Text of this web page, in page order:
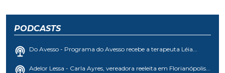
PODCASTS
Do Avesso - Programa do Avesso recebe a terapeuta Léia...
Adelor Lessa - Carla Ayres, vereadora reeleita em Florianópolis...